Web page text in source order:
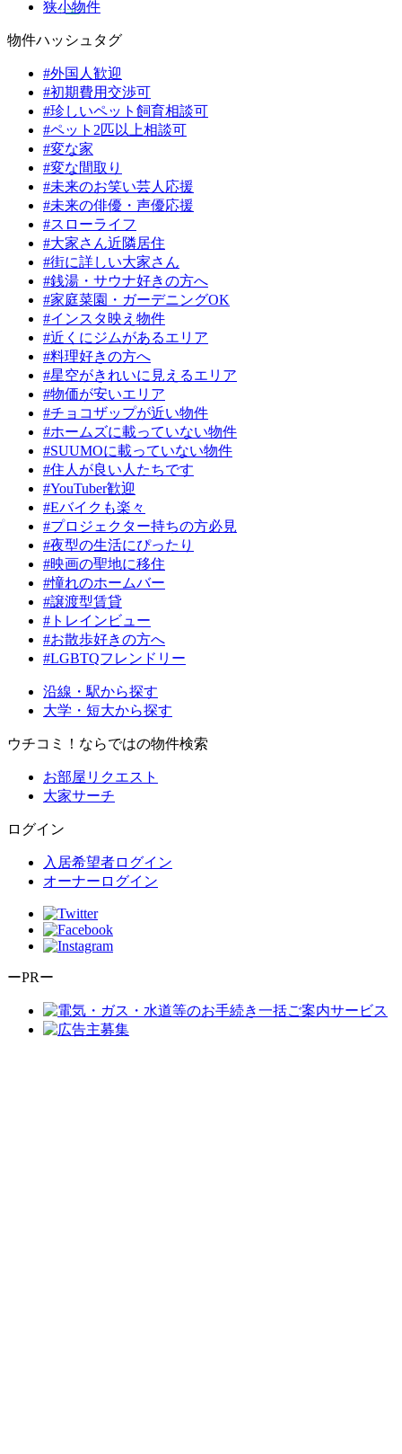
狭小物件
物件ハッシュタグ
#外国人歓迎
#初期費用交渉可
#珍しいペット飼育相談可
#ペット2匹以上相談可
#変な家
#変な間取り
#未来のお笑い芸人応援
#未来の俳優・声優応援
#スローライフ
#大家さん近隣居住
#街に詳しい大家さん
#銭湯・サウナ好きの方へ
#家庭菜園・ガーデニングOK
#インスタ映え物件
#近くにジムがあるエリア
#料理好きの方へ
#星空がきれいに見えるエリア
#物価が安いエリア
#チョコザップが近い物件
#ホームズに載っていない物件
#SUUMOに載っていない物件
#住人が良い人たちです
#YouTuber歓迎
#Eバイクも楽々
#プロジェクター持ちの方必見
#夜型の生活にぴったり
#映画の聖地に移住
#憧れのホームバー
#譲渡型賃貸
#トレインビュー
#お散歩好きの方へ
#LGBTQフレンドリー
沿線・駅から探す
大学・短大から探す
ウチコミ！ならではの物件検索
お部屋リクエスト
大家サーチ
ログイン
入居希望者ログイン
オーナーログイン
ーPRー